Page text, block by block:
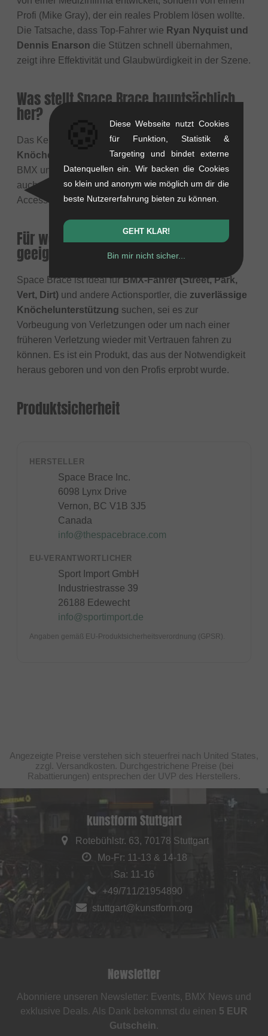
Profi (Mike Gray), der ein reales Problem lösen wollte.
Die Tatsache, dass Top-Fahrer wie Ryan Nyquist und
Dennis Enarson die Stützen schnell übernahmen,
zeigt ihre Effektivität und Glaubwürdigkeit in der Szene.
Was stellt Space Brace hauptsächlich
her?
Das Kernprodukt von Space Brace ist ihre
Knöchelstütze
, die speziell für Actionsportarten wie
BMX und Skateboarding entwickelt wurde. Sie bieten
auch andere Schutzausrüstung und zugehörige
Accessoires an.
Für wen sind Space Brace-Produkte
geeignet?
Space Brace ist ideal fürBMX-Fahrer (Street, Park,
Vert, Dirt) und andere Actionsportler, die zuverlässige
Knöchelunterstützung suchen, sei es zur
Vorbeugung von Verletzungen oder um nach einer
früheren Verletzung wieder mit Vertrauen fahren zu
können. Es ist ein Produkt, das aus der Notwendigkeit
heraus geboren und von den Profis erprobt wurde.
Produktsicherheit
HERSTELLER
Space Brace Inc.
6098 Lynx Drive
Vernon, BC V1B 3J5
Canada
info@thespacebrace.com
EU-VERANTWORTLICHER
Sport Import GmbH
Industriestrasse 39
26188 Edewecht
info@sportimport.de
Angaben gemäß EU-Produktsicherheitsverordnung (GPSR).
Angezeigte Preise verstehen sich steuerfrei nach United States,
zzgl. Versandkosten. Durchgestrichene Preise (bei
Rabattierungen) entsprechen der UVP des Herstellers.
kunstform Stuttgart
Rotebühlstr. 63, 70178 Stuttgart
Mo-Fr: 11-13 & 14-18
Sa: 11-16
+49/711/21954890
stuttgart@kunstform.org
Newsletter
Abonniere unseren Newsletter: Events, BMX News und
exklusive Deals. Als Dank bekommst du einen 5 EUR
Gutschein.
Diese Webseite nutzt Cookies
für Funktion, Statistik &
Targeting und bindet externe
Datenquellen ein. Wir backen die Cookies
so klein und anonym wie möglich um dir die
beste Nutzererfahrung bieten zu können.
GEHT KLAR!
Bin mir nicht sicher...